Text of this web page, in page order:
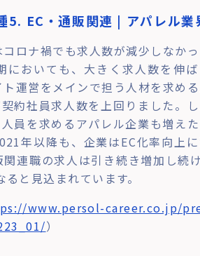
5. EC・通販関連 | アパレル業
ロナ禍でも求人数が減少しなか
おいても、大きく求人数を伸ば
運営をメインで担う人材を求め
約社員求人数を上回りました。し
員を求めるアパレル企業も増えた
年以降も、企業はEC化率向上
連職の求人は引き続き増加し続
と見込まれています。
www.persol-career.co.jp/
）